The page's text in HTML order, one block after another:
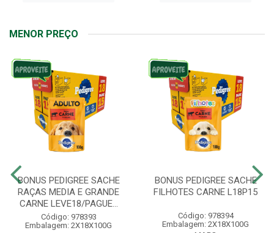
MENOR PREÇO
BONUS PEDIGREE SACHE
RAÇAS MEDIA E GRANDE
CARNE LEVE18/PAGUE...
Código: 978393
Embalagem: 2X18X100G
BONUS PEDIGREE SACHE
FILHOTES CARNE L18P15
Código: 978394
Embalagem: 2X18X100G